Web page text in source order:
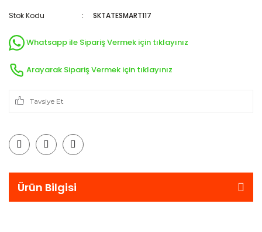
Stok Kodu SKTATESMART117
Whatsapp ile Sipariş Vermek için tıklayınız
Arayarak Sipariş Vermek için tıklayınız
Tavsiye Et
Ürün Bilgisi